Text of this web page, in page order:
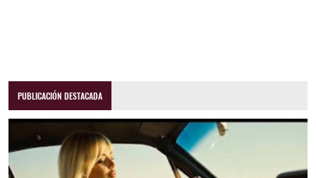
PUBLICACIÓN DESTACADA